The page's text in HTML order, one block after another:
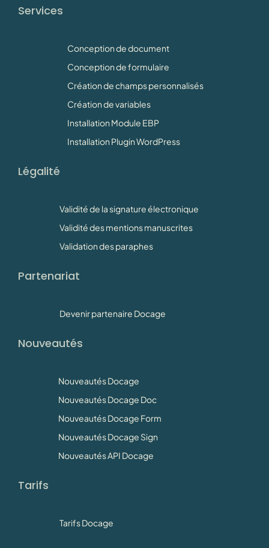
Services
Conception de document
Conception de formulaire
Création de champs personnalisés
Création de variables
Installation Module EBP
Installation Plugin WordPress
Légalité
Validité de la signature électronique
Validité des mentions manuscrites
Validation des paraphes
Partenariat
Devenir partenaire Docage
Nouveautés
Nouveautés Docage
Nouveautés Docage Doc
Nouveautés Docage Form
Nouveautés Docage Sign
Nouveautés API Docage
Tarifs
Tarifs Docage